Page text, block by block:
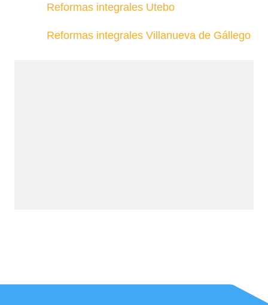
Reformas integrales Utebo
Reformas integrales Villanueva de Gállego